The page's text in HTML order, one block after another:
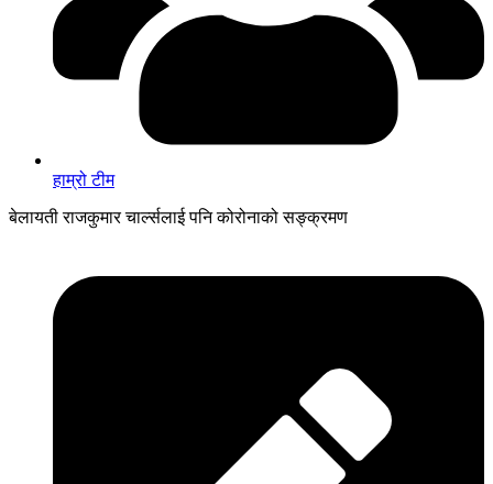
हाम्रो टीम
बेलायती राजकुमार चार्ल्सलाई पनि कोरोनाको सङ्क्रमण